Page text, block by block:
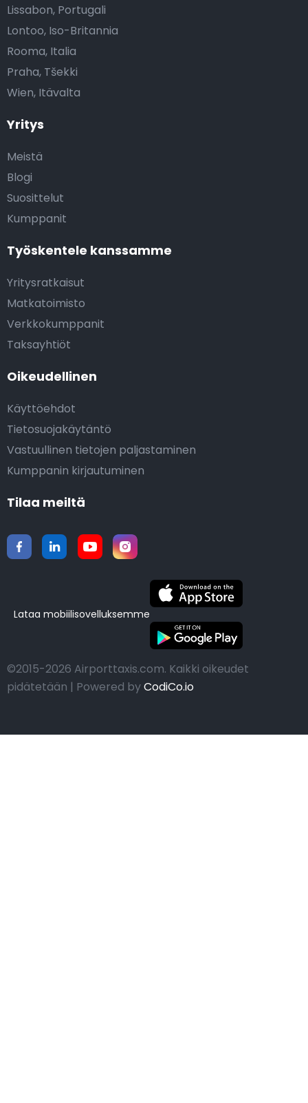
Yritys
Meistä
Blogi
Suosittelut
Kumppanit
Työskentele kanssamme
Yritysratkaisut
Matkatoimisto
Verkkokumppanit
Taksayhtiöt
Oikeudellinen
Käyttöehdot
Tietosuojakäytäntö
Vastuullinen tietojen paljastaminen
Kumppanin kirjautuminen
Lissabon, Portugali
Lontoo, Iso-Britannia
Rooma, Italia
Praha, Tšekki
Wien, Itävalta
Tilaa meiltä
Lataa mobiilisovelluksemme
©2015-2026 Airporttaxis.com. Kaikki oikeudet
pidätetään | Powered byCodiCo.io